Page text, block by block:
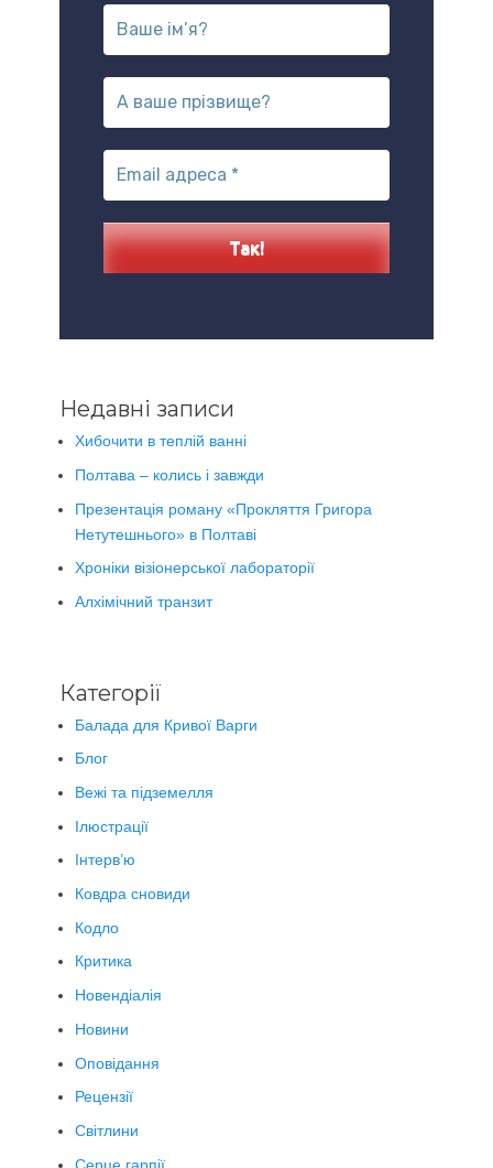
Недавні записи
Хибочити в теплій ванні
Полтава – колись і завжди
Презентація роману «Прокляття Григора
Нетутешнього» в Полтаві
Хроніки візіонерської лабораторії
Алхімічний транзит
Категорії
Балада для Кривої Варги
Блог
Вежі та підземелля
Ілюстрації
Інтерв’ю
Ковдра сновиди
Кодло
Критика
Новендіалія
Новини
Оповідання
Рецензії
Світлини
Серце гарпії